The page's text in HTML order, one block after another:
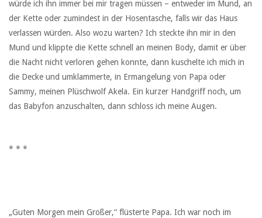
würde ich ihn immer bei mir tragen müssen – entweder im Mund, an
der Kette oder zumindest in der Hosentasche, falls wir das Haus
verlassen würden. Also wozu warten? Ich steckte ihn mir in den
Mund und klippte die Kette schnell an meinen Body, damit er über
die Nacht nicht verloren gehen konnte, dann kuschelte ich mich in
die Decke und umklammerte, in Ermangelung von Papa oder
Sammy, meinen Plüschwolf Akela. Ein kurzer Handgriff noch, um
das Babyfon anzuschalten, dann schloss ich meine Augen.
* * *
„Guten Morgen mein Großer,“ flüsterte Papa. Ich war noch im